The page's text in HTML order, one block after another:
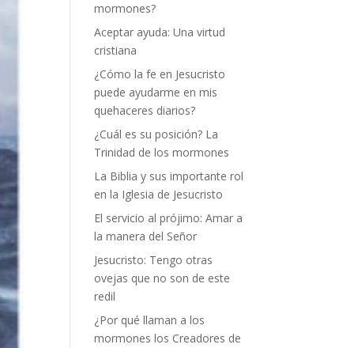
mormones?
Aceptar ayuda: Una virtud
cristiana
¿Cómo la fe en Jesucristo
puede ayudarme en mis
quehaceres diarios?
¿Cuál es su posición? La
Trinidad de los mormones
La Biblia y sus importante rol
en la Iglesia de Jesucristo
El servicio al prójimo: Amar a
la manera del Señor
Jesucristo: Tengo otras
ovejas que no son de este
redil
¿Por qué llaman a los
mormones los Creadores de